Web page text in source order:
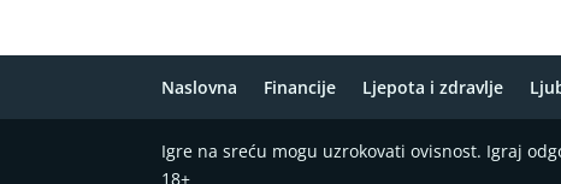
Naslovna Financije Ljepota i zdravlje
Igre na sreću mogu uzrokovati ovisnost. Igraj
18+